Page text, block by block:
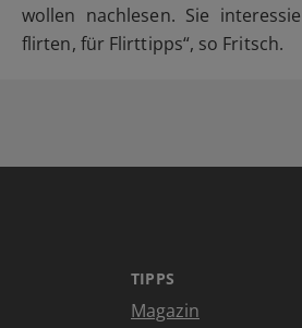
wollen nachlesen. Sie
flirten, für Flirttipps“, so Fritsch.
TIPPS
Magazin